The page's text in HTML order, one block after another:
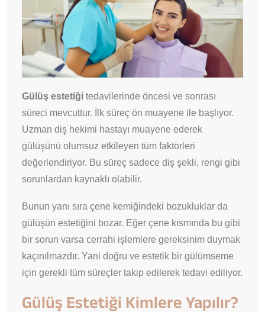
Gülüş estetiği tedavilerinde öncesi ve sonrası
süreci mevcuttur. İlk süreç ön muayene ile başlıyor.
Uzman diş hekimi hastayı muayene ederek
gülüşünü olumsuz etkileyen tüm faktörleri
değerlendiriyor. Bu süreç sadece diş şekli, rengi gibi
sorunlardan kaynaklı olabilir.
Bunun yanı sıra çene kemiğindeki bozukluklar da
gülüşün estetiğini bozar. Eğer çene kısmında bu gibi
bir sorun varsa cerrahi işlemlere gereksinim duymak
kaçınılmazdır. Yani doğru ve estetik bir gülümseme
için gerekli tüm süreçler takip edilerek tedavi ediliyor.
Gülüş Estetiği Kimlere Yapılır?